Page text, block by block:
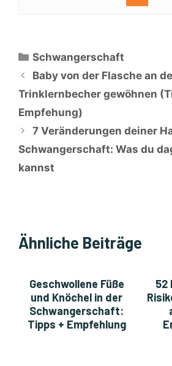
Kategorien
Schwangerschaft
Baby von der Flasche an
Trinklernbecher gewöhnen
Empfehung)
7 Veränderungen deiner
Schwangerschaft: Was du
kannst
Ähnliche Beiträge
Geschwollene Füße
und Knöchel in der
Schwangerschaft:
Tipps + Empfehlung
52